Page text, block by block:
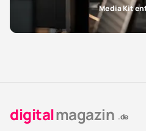
Media Kit
digitalmagazin .de